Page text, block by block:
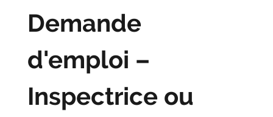
Demande
d'emploi –
Inspectrice ou